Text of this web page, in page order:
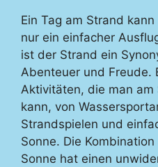
Ein Tag am Strand
nur ein einfacher
ist der Strand ein
Abenteuer und Freude.
Aktivitäten, die man am
kann, von
Strandspielen und
Sonne. Die
Sonne hat einen